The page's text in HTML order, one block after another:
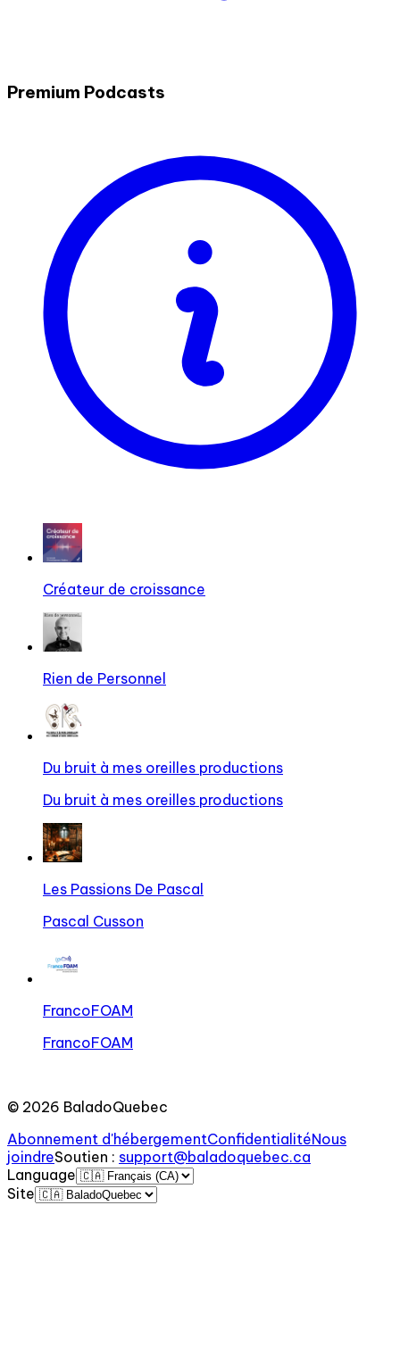
Premium Podcasts
Créateur de croissance
Rien de Personnel
Du bruit à mes oreilles productions
Du bruit à mes oreilles productions
Les Passions De Pascal
Pascal Cusson
FrancoFOAM
FrancoFOAM
© 2026 BaladoQuebec
Abonnement d'hébergementConfidentialitéNous
joindreSoutien : support@baladoquebec.ca
Language
Site